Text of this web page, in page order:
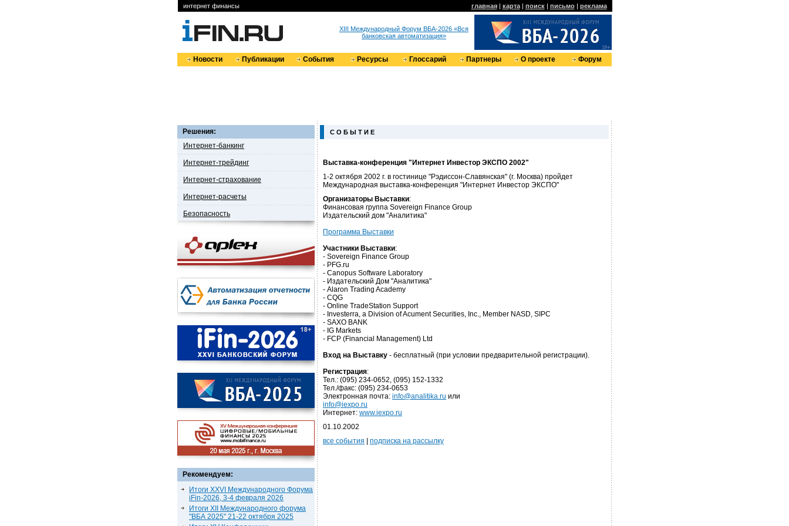
интернет финансы главная| карта| поиск| письмо| реклама
XIII Международный Форум ВБА-2026 «Вся
банковская автоматизация»
Новости Публикации События Ресурсы Глоссарий Партнеры О проекте Форум
Решения:
Интернет-банкинг
Интернет-трейдинг
Интернет-страхование
Интернет-расчеты
Безопасность
Рекомендуем:
Итоги XXVI Международного Форума
iFin-2026, 3-4 февраля 2026
Итоги XII Международного форума
"ВБА 2025" 21-22 октября 2025
С О Б Ы Т И Е
Выставка-конференция "Интернет Инвестор ЭКСПО 2002"
1-2 октября 2002 г. в гостинице "Рэдиссон-Славянская" (г. Москва) пройдет
Международная выставка-конференция "Интернет Инвестор ЭКСПО"
Организаторы Выставки:
Финансовая группа Sovereign Finance Group
Издательский дом "Аналитика"
Программа Выставки
Участники Выставки:
- Sovereign Finance Group
- PFG.ru
- Canopus Software Laboratory
- Издательский Дом "Аналитика"
- Alaron Trading Academy
- CQG
- Online TradeStation Support
- Investerra, a Division of Acument Securities, Inc., Member NASD, SIPC
- SAXO BANK
- IG Markets
- FCP (Financial Management) Ltd
Вход на Выставку - бесплатный (при условии предварительной регистрации).
Регистрация:
Тел.: (095) 234-0652, (095) 152-1332
Тел./факс: (095) 234-0653
Электронная почта: info@analitika.ru или
info@iexpo.ru
Интернет: www.iexpo.ru
01.10.2002
все события
подписка на рассылку